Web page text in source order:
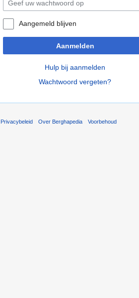
Aangemeld blijven
Aanmelden
Hulp bij aanmelden
Wachtwoord vergeten?
Privacybeleid Over Berghapedia Voorbehoud